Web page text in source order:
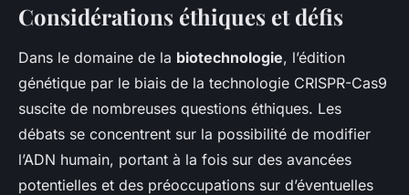
Considérations éthiques et défis
Dans le domaine de la biotechnologie, l’édition
génétique par le biais de la technologie CRISPR-Cas9
suscite de nombreuses questions éthiques. Les
débats se concentrent sur la possibilité de modifier
l’ADN humain, portant à la fois sur des avancées
potentielles et des préoccupations sur d’éventuelles